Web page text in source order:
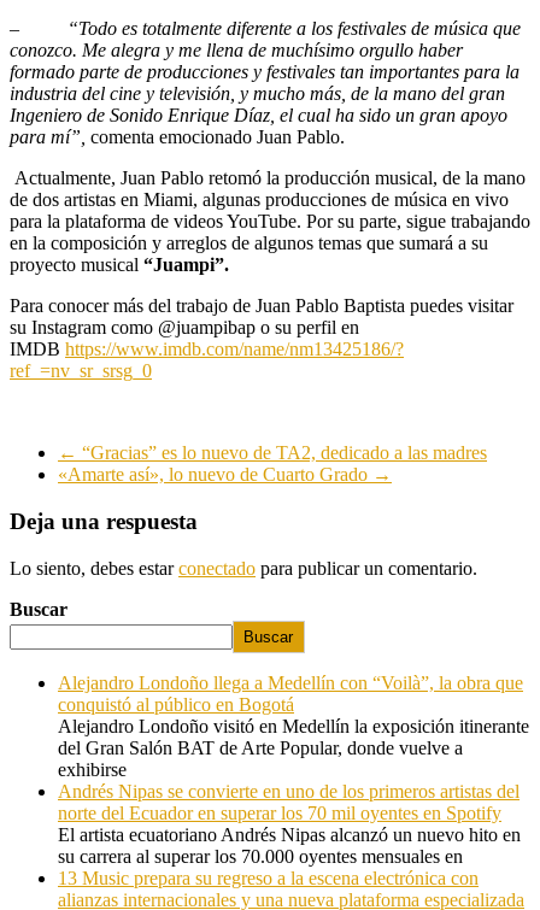
–
“Todo es totalmente diferente a los festivales de música que
conozco. Me alegra y me llena de muchísimo orgullo haber
formado parte de producciones y festivales tan importantes para la
industria del cine y televisión, y mucho más, de la mano del gran
Ingeniero de Sonido Enrique Díaz, el cual ha sido un gran apoyo
para mí” comenta emocionado Juan Pablo.
Actualmente, Juan Pablo retomó la producción musical, de la mano
de dos artistas en Miami, algunas producciones de música en vivo
para la plataforma de videos YouTube. Por su parte, sigue trabajando
en la composición y arreglos de algunos temas que sumará a su
proyecto musical “Juampi”.
Para conocer más del trabajo de Juan Pablo Baptista puedes visitar
su Instagram como @juampibap o su perfil en
IMDB https://www.imdb.com/name/nm13425186/?
ref_=nv_sr_srsg_0
← “Gracias” es lo nuevo de TA2, dedicado a las madres
«Amarte así», lo nuevo de Cuarto Grado →
Deja una respuesta
Lo siento, debes estarconectado para publicar un comentario.
Buscar
Buscar
Alejandro Londoño llega a Medellín con “Voilà”, la obra que
conquistó al público en Bogotá
Alejandro Londoño visitó en Medellín la exposición itinerante
del Gran Salón BAT de Arte Popular, donde vuelve a
exhibirse
Andrés Nipas se convierte en uno de los primeros artistas del
norte del Ecuador en superar los 70 mil oyentes en Spotify
El artista ecuatoriano Andrés Nipas alcanzó un nuevo hito en
su carrera al superar los 70.000 oyentes mensuales en
13 Music prepara su regreso a la escena electrónica con
alianzas internacionales y una nueva plataforma especializada